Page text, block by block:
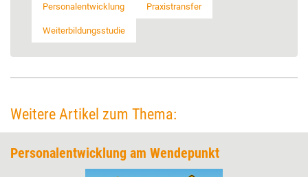
Personalentwicklung Praxistransfer
Weiterbildungsstudie
Weitere Artikel zum Thema:
Personalentwicklung am Wendepunkt